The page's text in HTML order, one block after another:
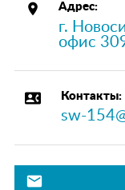
place Адрес:
г.
офис
contact_phone Контакты:
sw-
mail